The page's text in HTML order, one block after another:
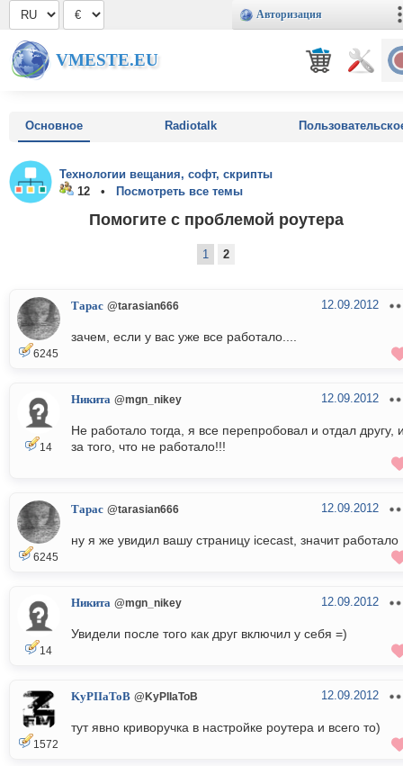
Авторизация
VMESTE.EU
Основное Radiotalk
Технологии вещания, софт, скрипты
12 •
Посмотреть все темы
Помогите с проблемой роутера
1 2
6245
Тарас @tarasian666 12.09.2012
зачем, если у вас уже все работало....
14
Никита @mgn_nikey 12.09.2012
Не работало тогда, я все перепробовал и отдал другу,
за того, что не работало!!!
6245
Тарас @tarasian666 12.09.2012
ну я же увидил вашу страницу icecast, значит работало
14
Никита @mgn_nikey 12.09.2012
Увидели после того как друг включил у себя =)
1572
KyPIIaToB @KyPIIaToB 12.09.2012
тут явно криворучка в настройке роутера и всего то)